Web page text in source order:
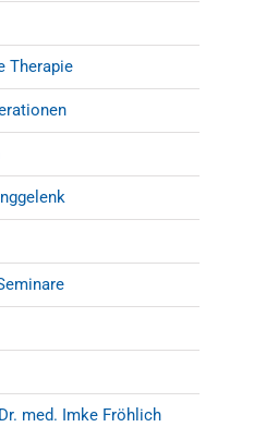
Therapie
med. Imke Fröhlich